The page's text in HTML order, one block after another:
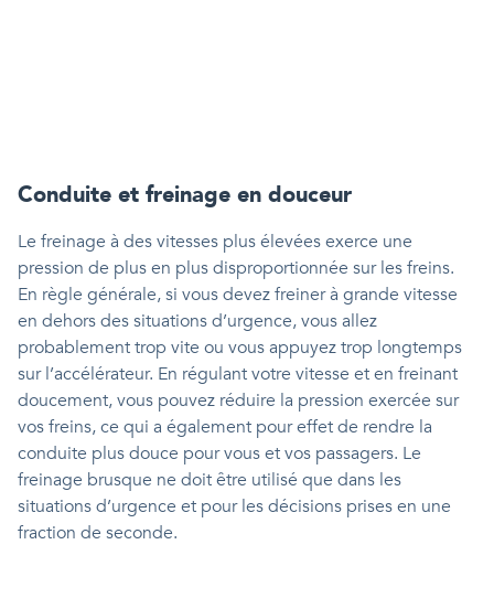
Conduite et freinage en douceur
Le freinage à des vitesses plus élevées exerce une
pression de plus en plus disproportionnée sur les freins.
En règle générale, si vous devez freiner à grande vitesse
en dehors des situations d’urgence, vous allez
probablement trop vite ou vous appuyez trop longtemps
sur l’accélérateur. En régulant votre vitesse et en freinant
doucement, vous pouvez réduire la pression exercée sur
vos freins, ce qui a également pour effet de rendre la
conduite plus douce pour vous et vos passagers. Le
freinage brusque ne doit être utilisé que dans les
situations d’urgence et pour les décisions prises en une
fraction de seconde.